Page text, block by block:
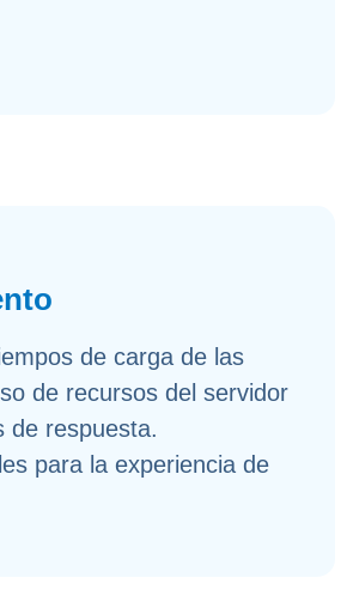
de carga de las
de recursos del servidor
de respuesta.
para la experiencia de